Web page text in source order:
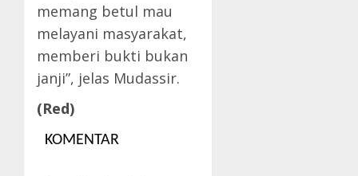
memang betul mau
melayani masyarakat,
memberi bukti bukan
janji”, jelas Mudassir.
(Red)
KOMENTAR